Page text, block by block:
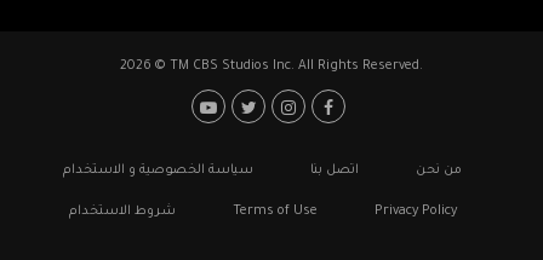
2026 © TM CBS Studios Inc. All Rights Reserved.
Footer: Social Media
Footerمن نحن اتصل بنا سياسة الخصوصية و الاستخدام
Privacy Policy
Terms of Use شروط الاستخدام